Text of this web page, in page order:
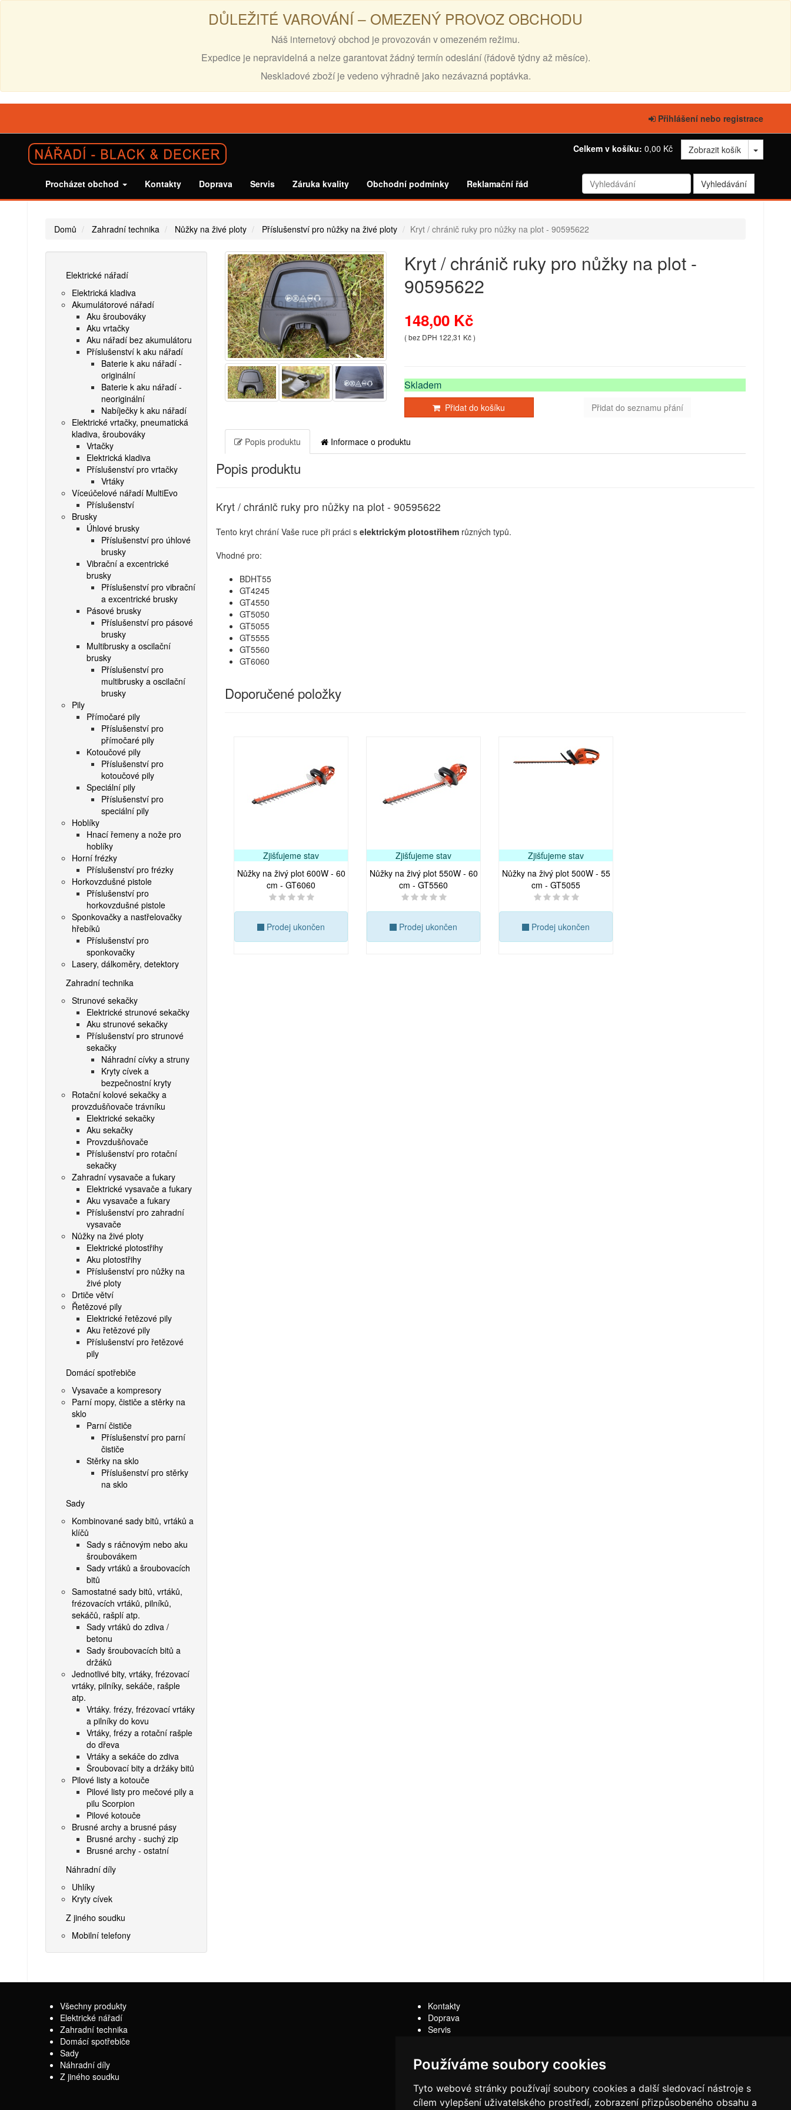
Používáme soubory cookies
Tyto webové stránky používají soubory cookies a další sledovací nástroje s
cílem vylepšení uživatelského prostředí, zobrazení přizpůsobeného obsahu a
DŮLEŽITÉ VAROVÁNÍ – OMEZENÝ PROVOZ OBCHODU
Náš internetový obchod je provozován v omezeném režimu.
Expedice je nepravidelná a nelze garantovat žádný termín odeslání (řádově týdny až měsíce).
Neskladové zboží je vedeno výhradně jako nezávazná poptávka.
Přihlášení nebo registrace
Celkem v košíku: 0,00 Kč Zobrazit košík
Procházet obchod Kontakty Doprava Servis Záruka kvality Obchodní podmínky Reklamační řád
Domů Zahradní technika Nůžky na živé ploty Příslušenství pro nůžky na živé ploty Kryt / chránič ruky pro nůžky na plot - 90595622
Elektrické nářadí
Elektrická kladiva
Akumulátorové nářadí
Aku šroubováky
Aku vrtačky
Aku nářadí bez akumulátoru
Příslušenství k aku nářadí
Baterie k aku nářadí -
originální
Baterie k aku nářadí -
neoriginální
Nabíječky k aku nářadí
Elektrické vrtačky, pneumatická
kladiva, šroubováky
Vrtačky
Elektrická kladiva
Příslušenství pro vrtačky
Vrtáky
Víceúčelové nářadí MultiEvo
Příslušenství
Brusky
Úhlové brusky
Příslušenství pro úhlové
brusky
Vibrační a excentrické
brusky
Příslušenství pro vibrační
a excentrické brusky
Pásové brusky
Příslušenství pro pásové
brusky
Multibrusky a oscilační
brusky
Příslušenství pro
multibrusky a oscilační
brusky
Pily
Přímočaré pily
Příslušenství pro
přímočaré pily
Kotoučové pily
Příslušenství pro
kotoučové pily
Speciální pily
Příslušenství pro
speciální pily
Hoblíky
Hnací řemeny a nože pro
hoblíky
Horní frézky
Příslušenství pro frézky
Horkovzdušné pistole
Příslušenství pro
horkovzdušné pistole
Sponkovačky a nastřelovačky
hřebíků
Příslušenství pro
sponkovačky
Lasery, dálkoměry, detektory
Zahradní technika
Strunové sekačky
Elektrické strunové sekačky
Aku strunové sekačky
Příslušenství pro strunové
sekačky
Náhradní cívky a struny
Kryty cívek a
bezpečnostní kryty
Rotační kolové sekačky a
provzdušňovače trávníku
Elektrické sekačky
Aku sekačky
Provzdušňovače
Příslušenství pro rotační
sekačky
Zahradní vysavače a fukary
Elektrické vysavače a fukary
Aku vysavače a fukary
Příslušenství pro zahradní
vysavače
Nůžky na živé ploty
Elektrické plotostřihy
Aku plotostřihy
Příslušenství pro nůžky na
živé ploty
Drtiče větví
Řetězové pily
Elektrické řetězové pily
Aku řetězové pily
Příslušenství pro řetězové
pily
Domácí spotřebiče
Vysavače a kompresory
Parní mopy, čističe a stěrky na
sklo
Parní čističe
Příslušenství pro parní
čističe
Stěrky na sklo
Příslušenství pro stěrky
na sklo
Sady
Kombinované sady bitů, vrtáků a
klíčů
Sady s ráčnovým nebo aku
šroubovákem
Sady vrtáků a šroubovacích
bitů
Samostatné sady bitů, vrtáků,
frézovacích vrtáků, pilníků,
sekáčů, rašplí atp.
Sady vrtáků do zdiva /
betonu
Sady šroubovacích bitů a
držáků
Jednotlivé bity, vrtáky, frézovací
vrtáky, pilníky, sekáče, rašple
atp.
Vrtáky. frézy, frézovací vrtáky
a pilníky do kovu
Vrtáky, frézy a rotační rašple
do dřeva
Vrtáky a sekáče do zdiva
Šroubovací bity a držáky bitů
Pilové listy a kotouče
Pilové listy pro mečové pily a
pilu Scorpion
Pilové kotouče
Brusné archy a brusné pásy
Brusné archy - suchý zip
Brusné archy - ostatní
Náhradní díly
Uhlíky
Kryty cívek
Z jiného soudku
Mobilní telefony
Kryt / chránič ruky pro nůžky na plot -
90595622
148,00 Kč
( bez DPH 122,31 Kč )
Skladem
Přidat do košíku Přidat do seznamu přání
Popis produktu Informace o produktu
Popis produktu
Kryt / chránič ruky pro nůžky na plot - 90595622
Tento kryt chrání Vaše ruce při práci s elektrickým plotostřihem různých typů.
Vhodné pro:
BDHT55
GT4245
GT4550
GT5050
GT5055
GT5555
GT5560
GT6060
Doporučené položky
Zjišťujeme stav
Nůžky na živý plot 600W - 60
cm - GT6060
Prodej ukončen
Zjišťujeme stav
Nůžky na živý plot 550W - 60
cm - GT5560
Prodej ukončen
Zjišťujeme stav
Nůžky na živý plot 500W - 55
cm - GT5055
Prodej ukončen
Všechny produkty
Elektrické nářadí
Zahradní technika
Domácí spotřebiče
Sady
Náhradní díly
Z jiného soudku
Kontakty
Doprava
Servis